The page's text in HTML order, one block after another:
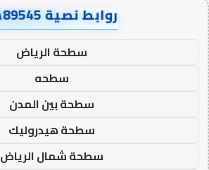
روابط نصية AA89545
سطحة الرياض
سطحه
سطحة بين المدن
سطحة هيدروليك
سطحة شمال الرياض